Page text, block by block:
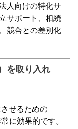
人向けの特化サ
サポート、相続
競合との差別化
を取り入れ
せるための
に効果的です。